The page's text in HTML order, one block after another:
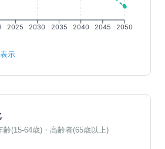
2025 2030 2035 2040 2045 2050
示
齢(15-64歳)・高齢者(65歳以上)